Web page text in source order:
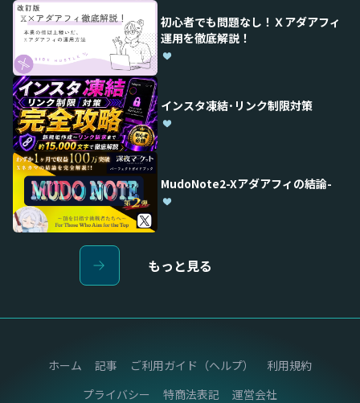
初心者でも問題なし！Ｘアダアフィ
運用を徹底解説！
インスタ凍結･リンク制限対策
MudoNote2-Xアダアフィの結論-
もっと見る
ホーム 記事 ご利用ガイド（ヘルプ）
利用規約
プライバシー
特商法表記
運営会社